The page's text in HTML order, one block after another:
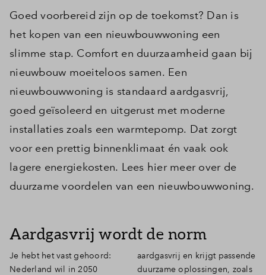
Goed voorbereid zijn op de toekomst? Dan is
het kopen van een nieuwbouwwoning een
slimme stap. Comfort en duurzaamheid gaan bij
nieuwbouw moeiteloos samen. Een
nieuwbouwwoning is standaard aardgasvrij,
goed geïsoleerd en uitgerust met moderne
installaties zoals een warmtepomp. Dat zorgt
voor een prettig binnenklimaat én vaak ook
lagere energiekosten. Lees hier meer over de
duurzame voordelen van een nieuwbouwwoning.
Aardgasvrij wordt de norm
Je hebt het vast gehoord:
Nederland wil in 2050
aardgasvrij en krijgt passende
duurzame oplossingen, zoals